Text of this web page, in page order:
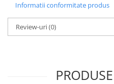
Informatii conformitate produs
Review-uri(0)